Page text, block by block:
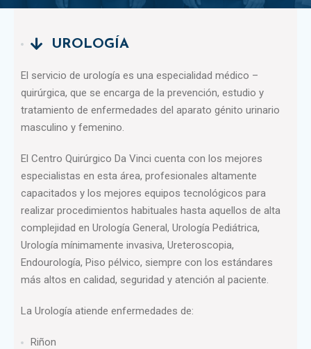
UROLOGÍA
El servicio de urología es una especialidad médico –
quirúrgica, que se encarga de la prevención, estudio y
tratamiento de enfermedades del aparato génito urinario
masculino y femenino.
El Centro Quirúrgico Da Vinci cuenta con los mejores
especialistas en esta área, profesionales altamente
capacitados y los mejores equipos tecnológicos para
realizar procedimientos habituales hasta aquellos de alta
complejidad en Urología General, Urología Pediátrica,
Urología mínimamente invasiva, Ureteroscopia,
Endourología, Piso pélvico, siempre con los estándares
más altos en calidad, seguridad y atención al paciente.
La Urología atiende enfermedades de:
Riñon